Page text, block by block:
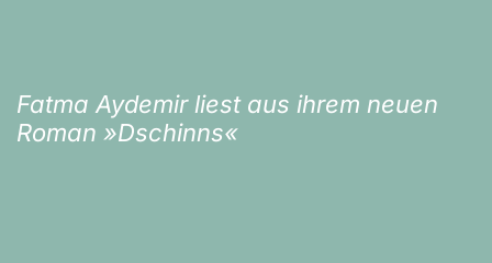
Fatma Aydemir liest aus ihrem neuen
Roman »Dschinns«